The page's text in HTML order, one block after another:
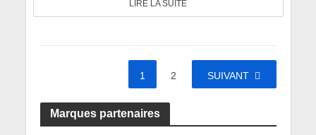
LIRE LA SUITE
1 2 SUIVANT
Marques partenaires